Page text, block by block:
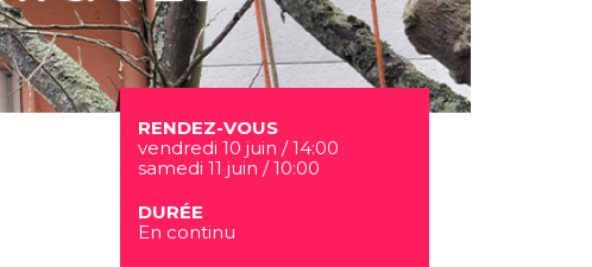
RENDEZ-VOUS
vendredi 10 juin / 14:00
samedi 11 juin / 10:00
DURÉE
En continu